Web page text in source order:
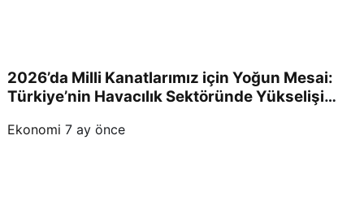
2026’da Milli Kanatlarımız için Yoğun Mesai:
Türkiye’nin Havacılık Sektöründe Yükselişi
Ekonomi 7 ay önce